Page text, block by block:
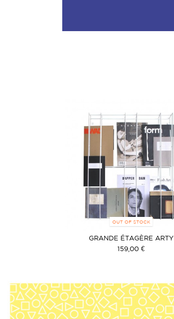
OUT OF STOCK
GRANDE ÉTAGÈRE ARTY
159,00 €